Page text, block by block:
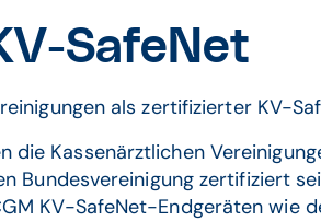
SafeNet
als zertifizierter KV-
die Kassenärztlichen
Bundesvereinigung zertifiziert
KV-SafeNet-Endgeräten wie